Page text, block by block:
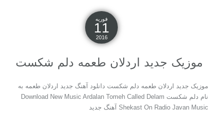
فوریه
11
2016
موزیک جدید اردلان طعمه دلم شکست
موزیک جدید اردلان طعمه دلم شکست دانلود آهنگ جدید اردلان طعمه به
نام دلم شکست Download New Music Ardalan Tomeh Called Delam
Shekast On Radio Javan Music آهنگ جدید